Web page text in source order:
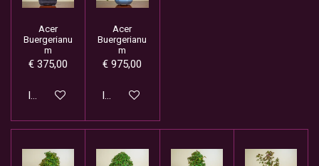
Acer
Buergerianu
m
€ 375,00
In winkelwagen
Acer
Buergerianu
m
€ 975,00
In winkelwagen